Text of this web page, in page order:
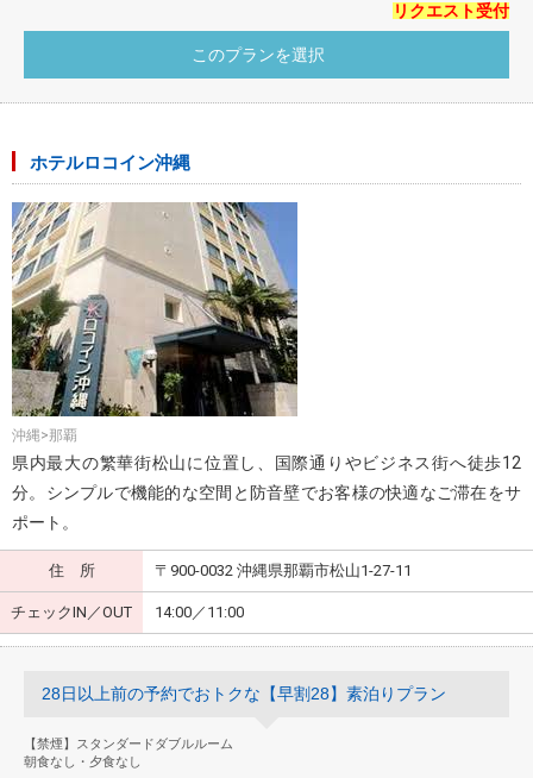
リクエスト受付
ホテルロコイン沖縄
沖縄>那覇
県内最大の繁華街松山に位置し、国際通りやビジネス街へ徒歩12
分。シンプルで機能的な空間と防音壁でお客様の快適なご滞在をサ
ポート。
住 所 〒900-0032 沖縄県那覇市松山1-27-11
チェックIN／OUT 14:00／11:00
28日以上前の予約でおトクな【早割28】素泊りプラン
【禁煙】スタンダードダブルルーム
朝食なし・夕食なし